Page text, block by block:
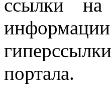
ссылки на
портала.